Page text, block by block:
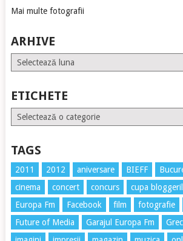
Mai multe fotografii
ARHIVE
Arhive
ETICHETE
Etichete
TAGS
2011 2012 aniversare BIEFF
cinema
concert concurs cupa
Europa Fm
Facebook film fotografie
Future of Media
Garajul Europa Fm